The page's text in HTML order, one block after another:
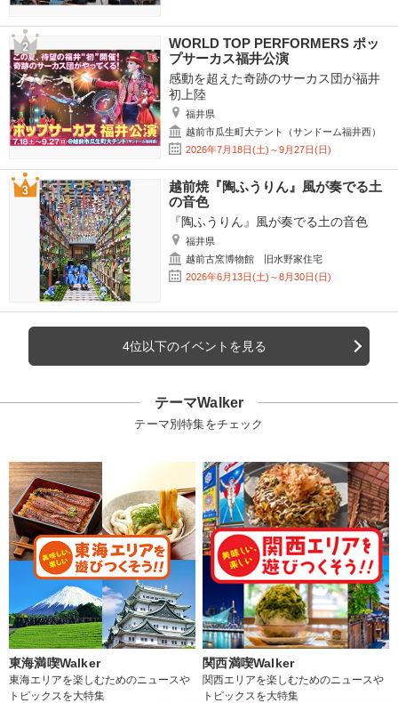
WORLD TOP PERFORMERS ポッ
プサーカス福井公演
感動を超えた奇跡のサーカス団が福井
初上陸
福井県
越前市瓜生町大テント（サンドーム福井西）
2026年7月18日(土)～9月27日(日)
越前焼『陶ふうりん』風が奏でる土
の音色
『陶ふうりん』風が奏でる土の音色
福井県
越前古窯博物館 旧水野家住宅
2026年6月13日(土)～8月30日(日)
4位以下のイベントを見る
テーマWalker
テーマ別特集をチェック
東海満喫Walker
東海エリアを楽しむためのニュースや
トピックスを大特集
関西満喫Walker
関西エリアを楽しむためのニュースや
トピックスを大特集